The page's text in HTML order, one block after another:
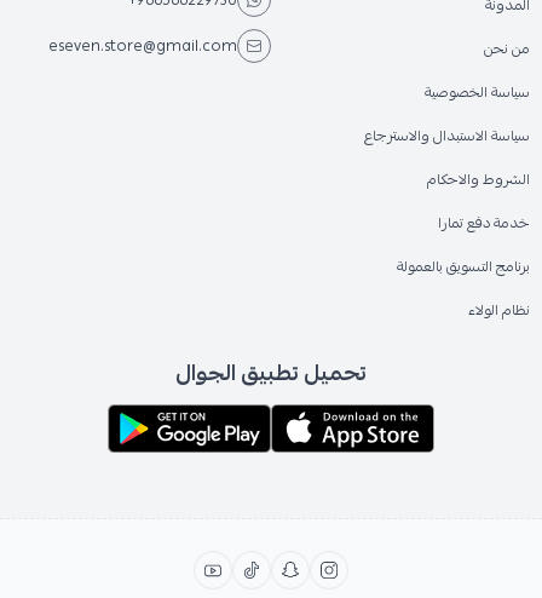
من نحن
سياسة الخصوصية
سياسة الاستبدال والاسترجاع
الشروط والاحكام
خدمة دفع تمارا
برنامج التسويق بالعمولة
نظام الولاء
eseven.store@gmail.com
تحميل تطبيق الجوال